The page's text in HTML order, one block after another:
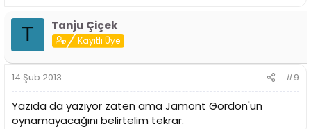
T Tanju Çiçek
Kayıtlı Üye
14 Şub 2013 #9
Yazıda da yazıyor zaten ama Jamont Gordon'un
oynamayacağını belirtelim tekrar.